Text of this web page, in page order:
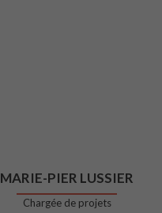
MARIE-PIER LUSSIER
Chargée de projets